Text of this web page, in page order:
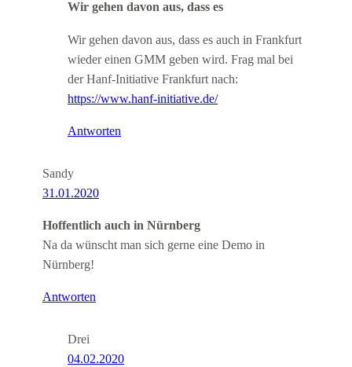
Wir gehen davon aus, dass es
Wir gehen davon aus, dass es auch in Frankfurt
wieder einen GMM geben wird. Frag mal bei
der Hanf-Initiative Frankfurt nach:
https://www.hanf-initiative.de/
Antworten
Sandy
31.01.2020
Hoffentlich auch in Nürnberg
Na da wünscht man sich gerne eine Demo in
Nürnberg!
Antworten
Drei
04.02.2020